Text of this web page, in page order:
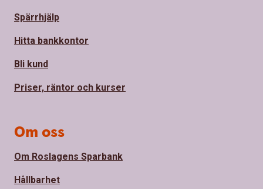
Spärrhjälp
Hitta bankkontor
Bli kund
Priser, räntor och kurser
Om oss
Om Roslagens Sparbank
Hållbarhet